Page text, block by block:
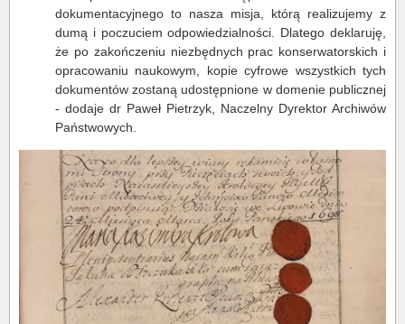
dokumentacyjnego to nasza misja, którą realizujemy z
dumą i poczuciem odpowiedzialności. Dlatego deklaruję,
że po zakończeniu niezbędnych prac konserwatorskich i
opracowaniu naukowym, kopie cyfrowe wszystkich tych
dokumentów zostaną udostępnione w domenie publicznej
- dodaje dr Paweł Pietrzyk, Naczelny Dyrektor Archiwów
Państwowych.